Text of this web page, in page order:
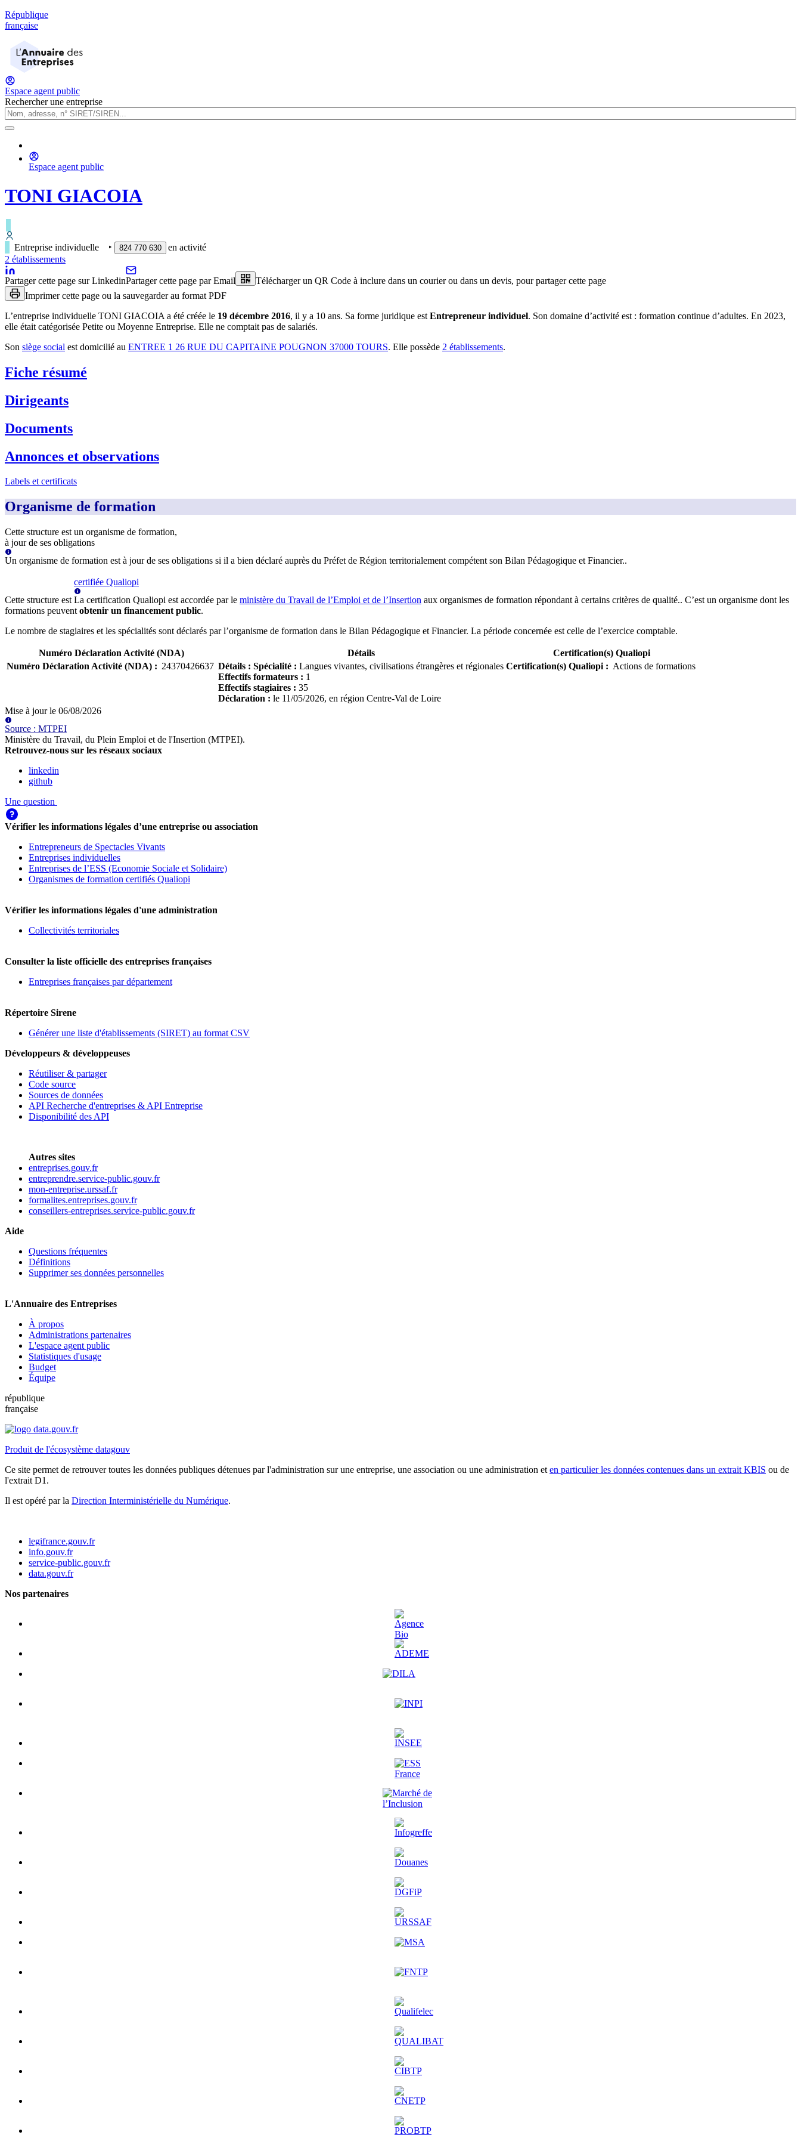
République
française
Espace agent public
Rechercher une entreprise
Espace agent public
TONI GIACOIA
Entreprise individuelle ‣ 824 770 630
en activité
2 établissements
Partager cette page sur LinkedinPartager cette page par Email
Télécharger un QR Code à inclure dans un courier ou dans un devis, pour partager cette page
Imprimer cette page ou la sauvegarder au format PDF
L’entreprise individuelle TONI GIACOIA a été créée le 19 décembre 2016, il y a 10 ans. Sa forme juridique est Entrepreneur individuel. Son domaine d’activité est : formation continue d’adultes. En 2023,
elle était catégorisée Petite ou Moyenne Entreprise. Elle ne comptait pas de salariés.
Son siège social est domicilié au ENTREE 1 26 RUE DU CAPITAINE POUGNON 37000 TOURS. Elle possède 2 établissements.
Fiche résumé
Dirigeants
Documents
Annonces et observations
Labels et certificats
Organisme de formation
Cette structure est un organisme de formation,
à jour de ses obligations
Un organisme de formation est à jour de ses obligations si il a bien déclaré auprès du Préfet de Région territorialement compétent son Bilan Pédagogique et Financier..
Cette structure est
certifiée Qualiopi
La certification Qualiopi est accordée par le ministère du Travail de l’Emploi et de l’Insertion aux organismes de formation répondant à certains critères de qualité.. C’est un organisme dont les
formations peuvent obtenir un financement public.
Le nombre de stagiaires et les spécialités sont déclarés par l’organisme de formation dans le Bilan Pédagogique et Financier. La période concernée est celle de l’exercice comptable.
Numéro Déclaration Activité (NDA) Détails
Certification(s) Qualiopi
Numéro Déclaration Activité (NDA) : 24370426637 Détails : Spécialité : Langues vivantes, civilisations étrangères et régionales
Effectifs formateurs : 1
Effectifs stagiaires : 35
Déclaration : le 11/05/2026, en région Centre-Val de Loire
Certification(s) Qualiopi : Actions de formations
Mise à jour le 06/08/2026
Source : MTPEI
Ministère du Travail, du Plein Emploi et de l'Insertion (MTPEI).
Retrouvez-nous sur les réseaux sociaux
linkedin
github
Une question
Vérifier les informations légales d’une entreprise ou association
Entrepreneurs de Spectacles Vivants
Entreprises individuelles
Entreprises de l’ESS (Economie Sociale et Solidaire)
Organismes de formation certifiés Qualiopi
Vérifier les informations légales d'une administration
Collectivités territoriales
Consulter la liste officielle des entreprises françaises
Entreprises françaises par département
Répertoire Sirene
Générer une liste d'établissements (SIRET) au format CSV
Développeurs & développeuses
Réutiliser & partager
Code source
Sources de données
API Recherche d'entreprises & API Entreprise
Disponibilité des API
Autres sites
entreprises.gouv.fr
entreprendre.service-public.gouv.fr
mon-entreprise.urssaf.fr
formalites.entreprises.gouv.fr
conseillers-entreprises.service-public.gouv.fr
Aide
Questions fréquentes
Définitions
Supprimer ses données personnelles
L'Annuaire des Entreprises
À propos
Administrations partenaires
L'espace agent public
Statistiques d'usage
Budget
Équipe
république
française
Produit de l'écosystème datagouv
Ce site permet de retrouver toutes les données publiques détenues par l'administration sur une entreprise, une association ou une administration et en particulier les données contenues dans un extrait KBIS ou de
l'extrait D1.
Il est opéré par la Direction Interministérielle du Numérique.
legifrance.gouv.fr
info.gouv.fr
service-public.gouv.fr
data.gouv.fr
Nos partenaires